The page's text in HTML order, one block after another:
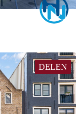
DELEN